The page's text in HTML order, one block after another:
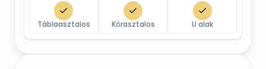
Táblaasztalos Körasztalos U alak